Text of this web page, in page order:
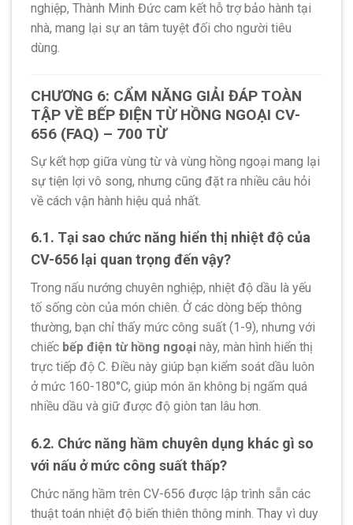
nghiệp, Thành Minh Đức cam kết hỗ trợ bảo hành tại
nhà, mang lại sự an tâm tuyệt đối cho người tiêu
dùng.
CHƯƠNG 6: CẨM NĂNG GIẢI ĐÁP TOÀN
TẬP VỀ BẾP ĐIỆN TỪ HỒNG NGOẠI CV-
656 (FAQ) – 700 TỪ
Sự kết hợp giữa vùng từ và vùng hồng ngoại mang lại
sự tiện lợi vô song, nhưng cũng đặt ra nhiều câu hỏi
về cách vận hành hiệu quả nhất.
6.1. Tại sao chức năng hiển thị nhiệt độ của
CV-656 lại quan trọng đến vậy?
Trong nấu nướng chuyên nghiệp, nhiệt độ dầu là yếu
tố sống còn của món chiên. Ở các dòng bếp thông
thường, bạn chỉ thấy mức công suất (1-9), nhưng với
chiếc bếp điện từ hồng ngoại này, màn hình hiển thị
trực tiếp độ C. Điều này giúp bạn kiểm soát dầu luôn
ở mức 160-180°C, giúp món ăn không bị ngấm quá
nhiều dầu và giữ được độ giòn tan lâu hơn.
6.2. Chức năng hầm chuyên dụng khác gì so
với nấu ở mức công suất thấp?
Chức năng hầm trên CV-656 được lập trình sẵn các
thuật toán nhiệt độ biến thiên thông minh. Thay vì duy